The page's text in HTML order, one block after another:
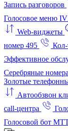
Запись разговоров
Голосовое меню
Web-виджеты
номер 495
Эффективное
Серебряные номера
Золотые
Автообзвон
call-центра
Голосовой бот